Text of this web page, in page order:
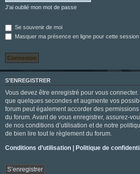
J’ai oublié mon mot de passe
Se souvenir de moi
Masquer ma présence en ligne pour cette session
S’ENREGISTRER
Vous devez être enregistré pour vous
que quelques secondes et augmente vos
forum peut également accorder des
du forum. Avant de vous enregistrer, assurez-
de nos conditions d’utilisation et de notre
de bien lire tout le règlement du forum.
Conditions d’utilisation | Politique de
S’enregistrer